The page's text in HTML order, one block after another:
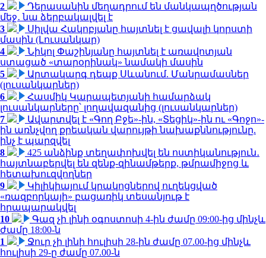
2
Դերասանին մեղադրում են մանկապղծության
մեջ․ նա ձերբակալվել է
3
Սիլվա Հակոբյանը հայտնել է ցավալի կորստի
մասին (Լուսանկար)
4
Նիկոլ Փաշինյանը հայտնել է առավոտյան
ստացած «տարօրինակ» նամակի մասին
5
Արտակարգ դեպք Սևանում. Մանրամասներ
(լուսանկարներ)
6
Հասմիկ Կարապետյանի համարձակ
լուսանկարները՝ լողավազանից (լուսանկարներ)
7
Ավարտվել է «Գող Բջե»-ին, «Տեցիկ»-ին ու «Գոջո»-
ին առնչվող քրեական վարույթի նախաքննությունը.
ինչ է պարզվել
8
425 անձինք տեղափոխվել են ոստիկանություն․
հայտնաբերվել են զենք-զինամթերք, թմրամիջոց և
հետախուզվողներ
9
Կիլիկիայում կրակոցներով ուղեկցված
«ռազբորկայի» բացառիկ տեսանյութ է
հրապարակվել
10
Գազ չի լինի օգոստոսի 4-ին ժամը 09:00-ից մինչև
ժամը 18:00-ն
1
Ջուր չի լինի հուլիսի 28-ին ժամը 07.00-ից մինչև
հուլիսի 29-ը ժամը 07.00-ն